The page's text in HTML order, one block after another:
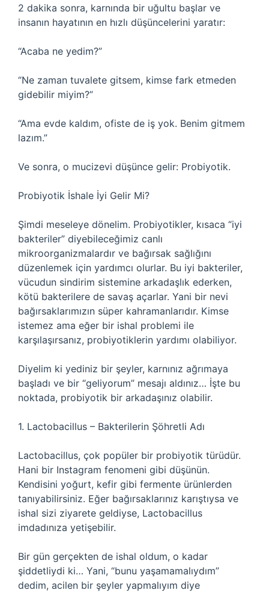
2 dakika sonra, karnında bir uğultu başlar ve
insanın hayatının en hızlı düşüncelerini yaratır:
“Acaba ne yedim?”
“Ne zaman tuvalete gitsem, kimse fark etmeden
gidebilir miyim?”
“Ama evde kaldım, ofiste de iş yok. Benim gitmem
lazım.”
Ve sonra, o mucizevi düşünce gelir: Probiyotik.
Probiyotik İshale İyi Gelir Mi?
Şimdi meseleye dönelim. Probiyotikler, kısaca “iyi
bakteriler” diyebileceğimiz canlı
mikroorganizmalardır ve bağırsak sağlığını
düzenlemek için yardımcı olurlar. Bu iyi bakteriler,
vücudun sindirim sistemine arkadaşlık ederken,
kötü bakterilere de savaş açarlar. Yani bir nevi
bağırsaklarımızın süper kahramanlarıdır. Kimse
istemez ama eğer bir ishal problemi ile
karşılaşırsanız, probiyotiklerin yardımı olabiliyor.
Diyelim ki yediniz bir şeyler, karnınız ağrımaya
başladı ve bir “geliyorum” mesajı aldınız… İşte bu
noktada, probiyotik bir arkadaşınız olabilir.
1. Lactobacillus – Bakterilerin Şöhretli Adı
Lactobacillus, çok popüler bir probiyotik türüdür.
Hani bir Instagram fenomeni gibi düşünün.
Kendisini yoğurt, kefir gibi fermente ürünlerden
tanıyabilirsiniz. Eğer bağırsaklarınız karıştıysa ve
ishal sizi ziyarete geldiyse, Lactobacillus
imdadınıza yetişebilir.
Bir gün gerçekten de ishal oldum, o kadar
şiddetliydi ki… Yani, “bunu yaşamamalıydım”
dedim, acilen bir şeyler yapmalıyım diye